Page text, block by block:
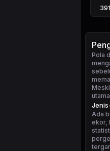
Pola
Ada
ekor,